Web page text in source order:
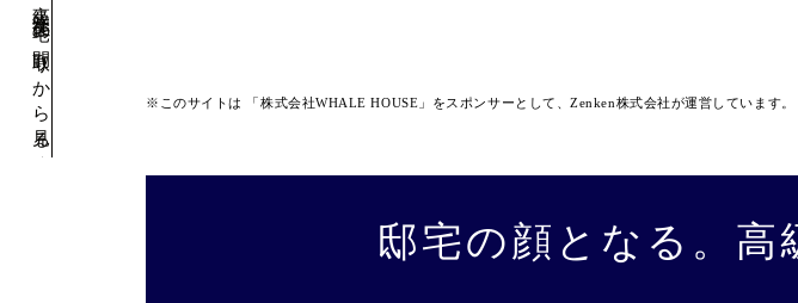
高級注文住宅の間取りから見る｜実例集 ※このサイトは 「株式会社WHALE HOUSE」をスポンサーとして、Zenken株式会社が運営しています。
邸宅の顔となる。高